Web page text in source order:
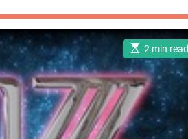
E
s
t
i
m
t
e
d
2 min read